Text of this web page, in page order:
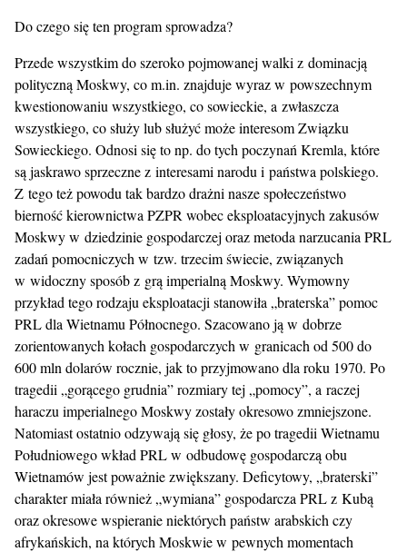
Do czego się ten program sprowadza?
Przede wszystkim do szeroko pojmowanej walki z dominacją
polityczną Moskwy, co m.in. znajduje wyraz w powszechnym
kwestionowaniu wszystkiego, co sowieckie, a zwłaszcza
wszystkiego, co służy lub służyć może interesom Związku
Sowieckiego. Odnosi się to np. do tych poczynań Kremla, które
są jaskrawo sprzeczne z interesami narodu i państwa polskiego.
Z tego też powodu tak bardzo drażni nasze społeczeństwo
bierność kierownictwa PZPR wobec eksploatacyjnych zakusów
Moskwy w dziedzinie gospodarczej oraz metoda narzucania PRL
zadań pomocniczych w tzw. trzecim świecie, związanych
w widoczny sposób z grą imperialną Moskwy. Wymowny
przykład tego rodzaju eksploatacji stanowiła „braterska” pomoc
PRL dla Wietnamu Północnego. Szacowano ją w dobrze
zorientowanych kołach gospodarczych w granicach od 500 do
600 mln dolarów rocznie, jak to przyjmowano dla roku 1970. Po
tragedii „gorącego grudnia” rozmiary tej „pomocy”, a raczej
haraczu imperialnego Moskwy zostały okresowo zmniejszone.
Natomiast ostatnio odzywają się głosy, że po tragedii Wietnamu
Południowego wkład PRL w odbudowę gospodarczą obu
Wietnamów jest poważnie zwiększany. Deficytowy, „braterski”
charakter miała również „wymiana” gospodarcza PRL z Kubą
oraz okresowe wspieranie niektórych państw arabskich czy
afrykańskich, na których Moskwie w pewnych momentach